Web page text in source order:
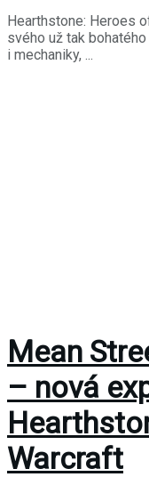
Hearthstone: Heroes
svého už tak
i mechaniky, ...
Mean
– nová
Warcraft